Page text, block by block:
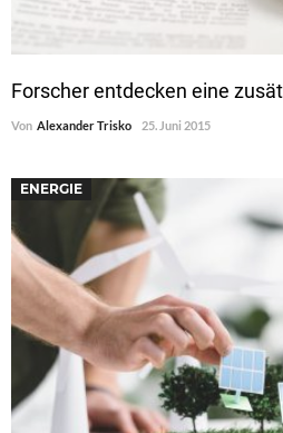
Forscher entdecken eine
Von Alexander Trisko 25. Juni 2015
ENERGIE